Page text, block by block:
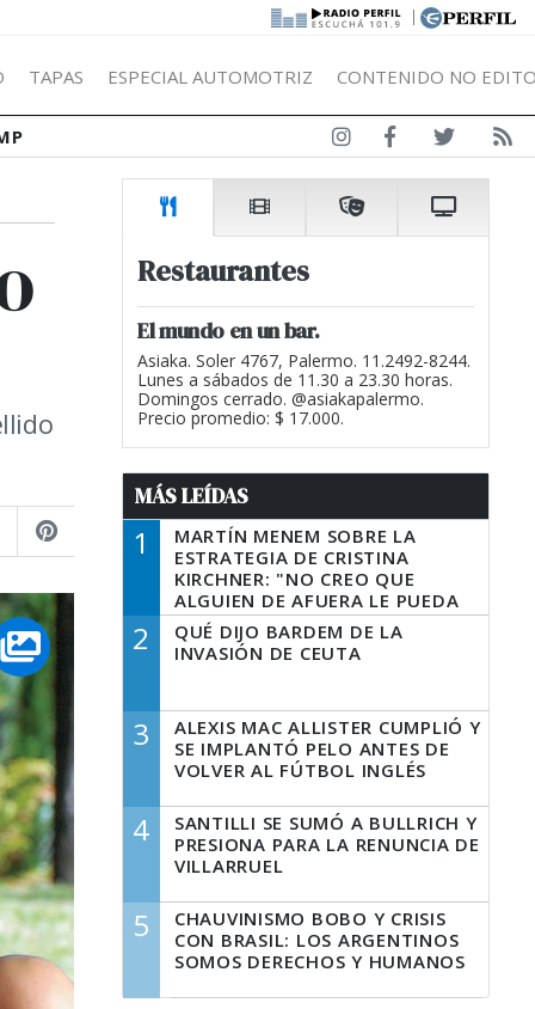
|
TAPAS ESPECIAL AUTOMOTRIZ CONTENIDO NO
Restaurantes
El mundo en un bar.
Asiaka. Soler 4767, Palermo. 11.2492-8244.
Lunes a sábados de 11.30 a 23.30 horas.
Domingos cerrado. @asiakapalermo.
Precio promedio: $ 17.000.
MÁS LEÍDAS
1
MARTÍN MENEM SOBRE LA
ESTRATEGIA DE CRISTINA
KIRCHNER: "NO CREO QUE
ALGUIEN DE AFUERA LE PUEDA
DECIR A LA JUSTICIA LO QUE
TIENE QUE HACER"
2
QUÉ DIJO BARDEM DE LA
INVASIÓN DE CEUTA
3
ALEXIS MAC ALLISTER CUMPLIÓ Y
SE IMPLANTÓ PELO ANTES DE
VOLVER AL FÚTBOL INGLÉS
4
SANTILLI SE SUMÓ A BULLRICH Y
PRESIONA PARA LA RENUNCIA DE
VILLARRUEL
5
CHAUVINISMO BOBO Y CRISIS
CON BRASIL: LOS ARGENTINOS
SOMOS DERECHOS Y HUMANOS